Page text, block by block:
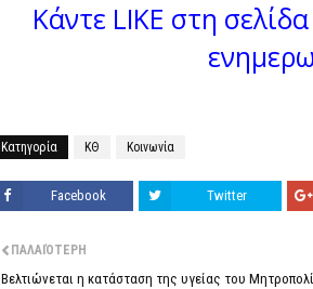
Κάντε LIKE στη
Κατηγορία ΚΘ Κοινωνία
Facebook Twitter
ΠΑΛΑΙΌΤΕΡΗ
Βελτιώνεται η κατάσταση της υγείας του